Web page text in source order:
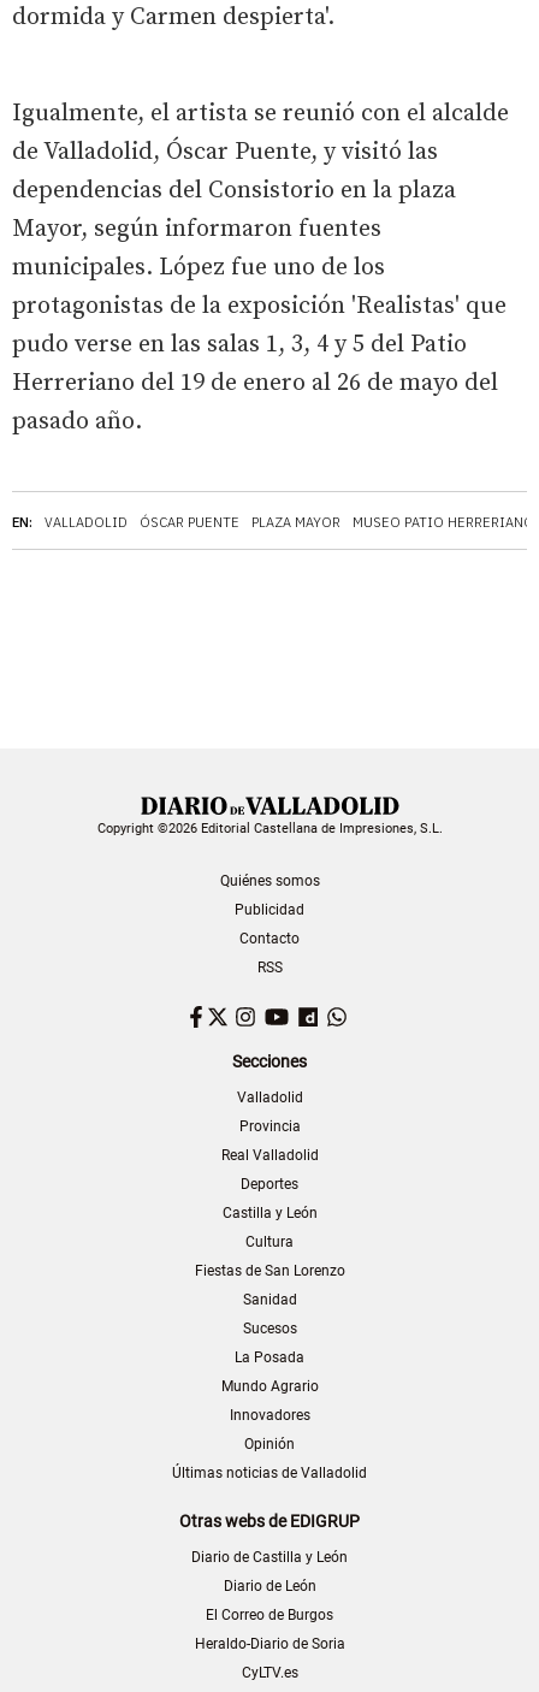
EN: VALLADOLID ÓSCAR PUENTE PLAZA MAYOR MUSEO PATIO HERRERIANO
dormida y Carmen despierta'.
Igualmente, el artista se reunió con el alcalde
de Valladolid, Óscar Puente, y visitó las
dependencias del Consistorio en la plaza
Mayor, según informaron fuentes
municipales. López fue uno de los
protagonistas de la exposición 'Realistas' que
pudo verse en las salas 1, 3, 4 y 5 del Patio
Herreriano del 19 de enero al 26 de mayo del
pasado año.
Copyright ©2026 Editorial Castellana de Impresiones, S.L.
Quiénes somos
Publicidad
Contacto
RSS
Facebook
TwitterInstagram
YouTubeDailymotion
Secciones
Valladolid
Provincia
Real Valladolid
Deportes
Castilla y León
Cultura
Fiestas de San Lorenzo
Sanidad
Sucesos
La Posada
Mundo Agrario
Innovadores
Opinión
Últimas noticias de Valladolid
Otras webs de EDIGRUP
Diario de Castilla y León
Diario de León
El Correo de Burgos
Heraldo-Diario de Soria
CyLTV.es